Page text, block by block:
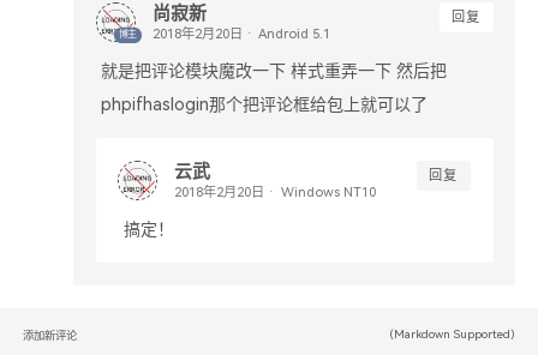
博主
回复
尚寂新
Android 5.1
就是把评论模块魔改一下 样式重弄一下 然后把
phpifhaslogin那个把评论框给包上就可以了
回复
云武
Windows NT10
搞定！
添加新评论 (Markdown Supported)